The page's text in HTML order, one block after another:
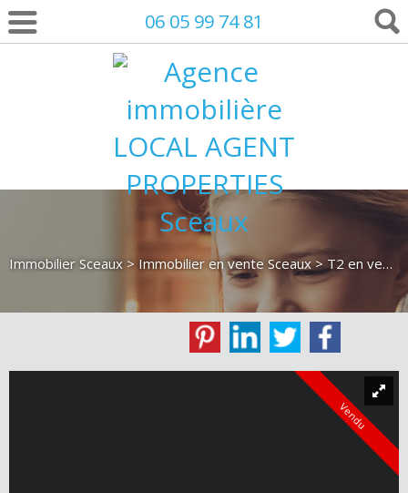
06 05 99 74 81
Immobilier Sceaux > Immobilier en vente Sceaux >T2 en vente Sceaux
Vendu